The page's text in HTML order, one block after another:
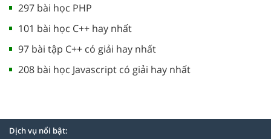
297 bài học PHP
101 bài học C++ hay nhất
97 bài tập C++ có giải hay nhất
208 bài học Javascript có giải hay nhất
Dịch vụ nổi bật: